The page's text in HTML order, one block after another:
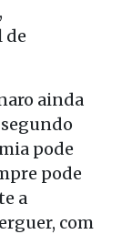
de
ainda
pode
pode
a
com